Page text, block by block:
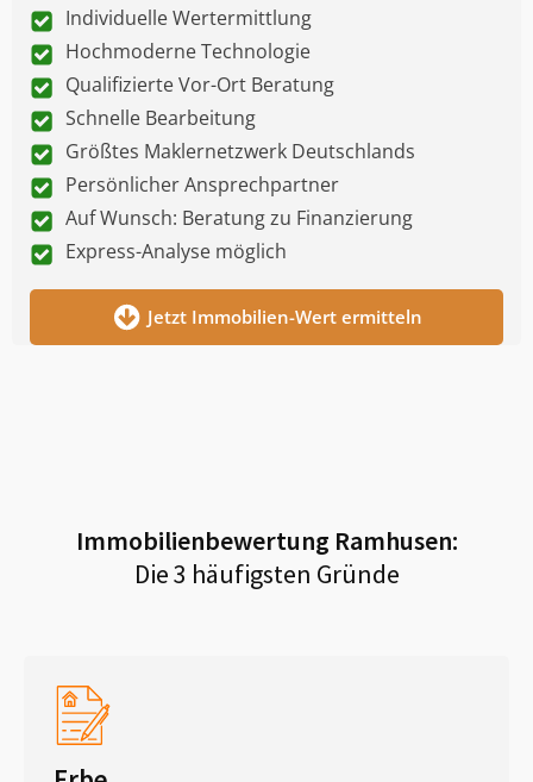
Individuelle Wertermittlung
Hochmoderne Technologie
Qualifizierte Vor-Ort Beratung
Schnelle Bearbeitung
Größtes Maklernetzwerk Deutschlands
Persönlicher Ansprechpartner
Auf Wunsch: Beratung zu Finanzierung
Express-Analyse möglich
Jetzt Immobilien-Wert ermitteln
Immobilienbewertung Ramhusen:
Die 3 häufigsten Gründe